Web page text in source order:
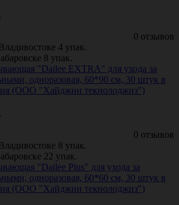
0 отзывов
4 упак.
8 упак.
"Dailee EXTRA" для ухода за
одноразовая, 60*90 см, 30 штук в
(ООО "Хайджин текнолоджиз")
0 отзывов
8 упак.
22 упак.
"Dailee Plus" для ухода за
одноразовая, 60*60 см, 30 штук в
(ООО "Хайджин текнолоджиз")